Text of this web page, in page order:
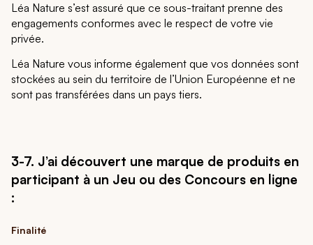
Léa Nature s’est assuré que ce sous-traitant prenne des
engagements conformes avec le respect de votre vie
privée.
Léa Nature vous informe également que vos données sont
stockées au sein du territoire de l’Union Européenne et ne
sont pas transférées dans un pays tiers.
3-7. J’ai découvert une marque de produits en
participant à un Jeu ou des Concours en ligne
:
Finalité